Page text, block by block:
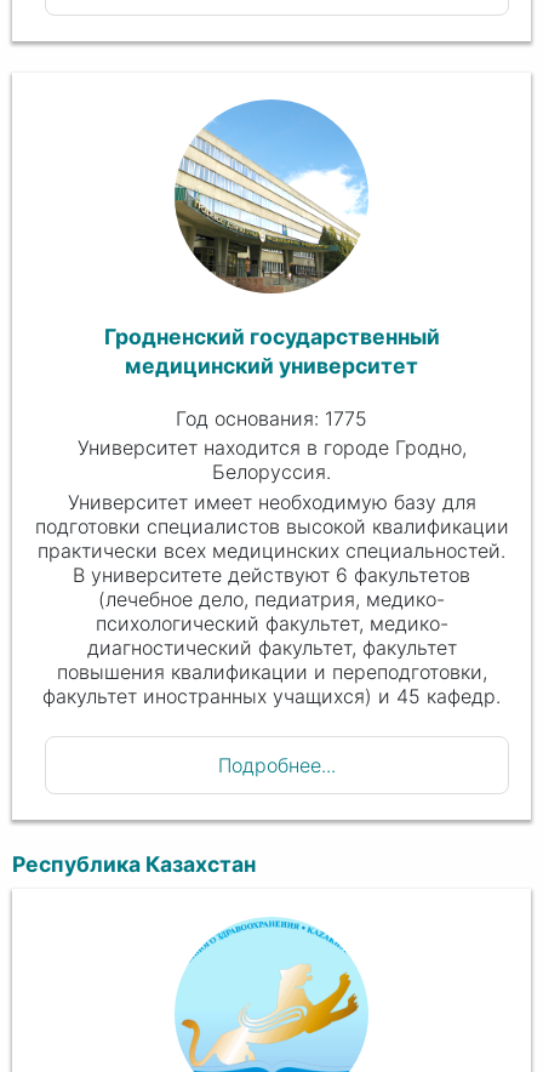
Гродненский государственный
медицинский университет
Год основания: 1775
Университет находится в городе Гродно,
Белоруссия.
Университет имеет необходимую базу для
подготовки специалистов высокой квалификации
практически всех медицинских специальностей.
В университете действуют 6 факультетов
(лечебное дело, педиатрия, медико-
психологический факультет, медико-
диагностический факультет, факультет
повышения квалификации и переподготовки,
факультет иностранных учащихся) и 45 кафедр.
Подробнее...
Республика Казахстан